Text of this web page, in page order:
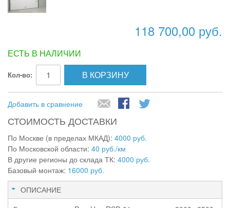
118 700,00 руб.
ЕСТЬ В НАЛИЧИИ
Кол-во: В КОРЗИНУ
Добавить в сравнение
СТОИМОСТЬ ДОСТАВКИ
По Москве (в пределах МКАД): 4000 руб.
По Московской области: 40 руб./км
В другие регионы до склада ТК: 4000 руб.
Базовый монтаж: 16000 руб.
ОПИСАНИЕ